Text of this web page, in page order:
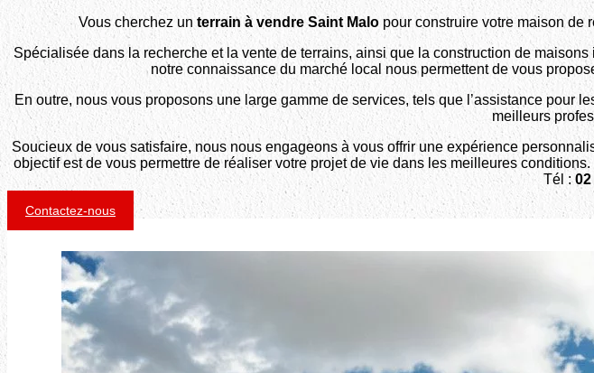
Vous cherchez un terrain à vendre Saint Malo pour construire votre maison de
Spécialisée dans la recherche et la vente de terrains, ainsi que la construction de
notre connaissance du marché local nous permettent de vous
En outre, nous vous proposons une large gamme de services, tels que l’assistance pour
meilleurs
Soucieux de vous satisfaire, nous nous engageons à vous offrir une expérience
objectif est de vous permettre de réaliser votre projet de vie dans les meilleures
Tél :02
Contactez-nous